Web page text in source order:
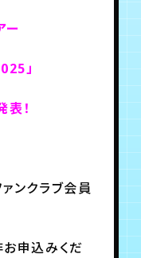
ブ
イン
MOVIE
ー
」
！
ンクラブ会員
申込みくだ